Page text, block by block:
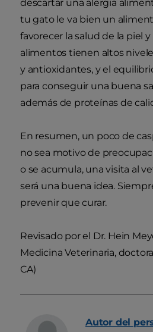
descartar una alergia
tu gato le va bien un
favorecer la salud de la piel
alimentos tienen altos
y antioxidantes, y el
para conseguir una buena
además de proteínas de
En resumen, un poco de
no sea motivo de
o se acumula, una visita al
será una buena idea.
prevenir que curar.
Revisado por el Dr. Hein
Medicina Veterinaria,
CA)
Autor del